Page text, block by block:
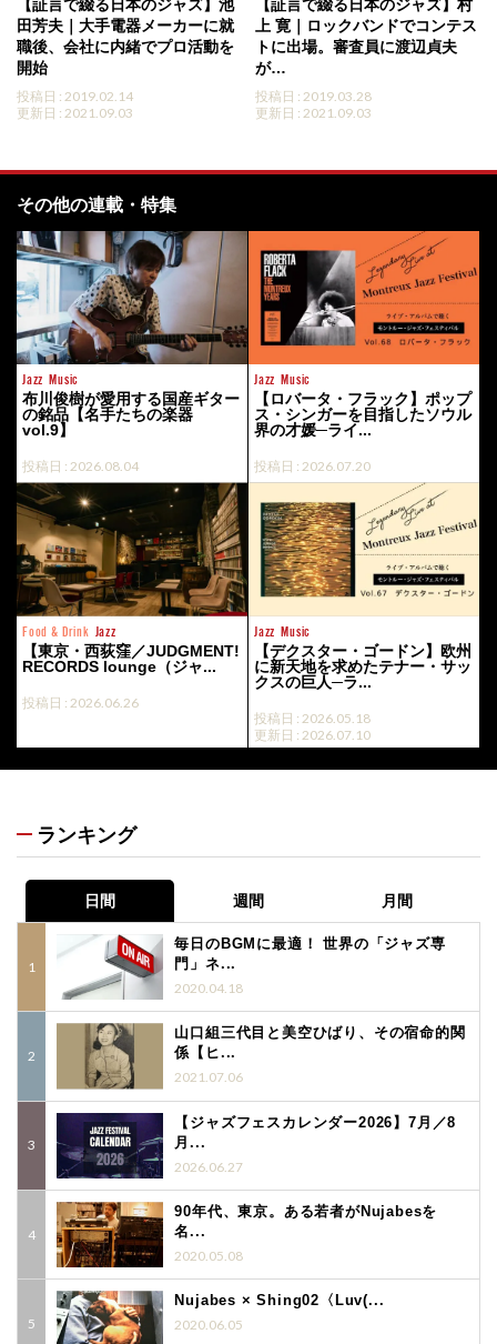
【証言で綴る日本のジャズ】池
田芳夫｜大手電器メーカーに就
職後、会社に内緒でプロ活動を
開始
投稿日 : 2019.02.14
更新日 : 2021.09.03
【証言で綴る日本のジャズ】村
上 寛｜ロックバンドでコンテス
トに出場。審査員に渡辺貞夫
が…
投稿日 : 2019.03.28
更新日 : 2021.09.03
その他の連載・特集
Jazz Music
布川俊樹が愛用する国産ギター
の銘品【名手たちの楽器
vol.9】
投稿日 : 2026.08.04
Jazz Music
【ロバータ・フラック】ポップ
ス・シンガーを目指したソウル
界の才媛─ライ...
投稿日 : 2026.07.20
Food & Drink Jazz
【東京・西荻窪／JUDGMENT!
RECORDS lounge（ジャ...
投稿日 : 2026.06.26
Jazz Music
【デクスター・ゴードン】欧州
に新天地を求めたテナー・サッ
クスの巨人─ラ...
投稿日 : 2026.05.18
更新日 : 2026.07.10
ランキング
日間 週間 月間
毎日のBGMに最適！ 世界の「ジャズ専
門」ネ...
2020.04.18
山口組三代目と美空ひばり、その宿命的関
係【ヒ...
2021.07.06
【ジャズフェスカレンダー2026】7月／8
月...
2026.06.27
90年代、東京。ある若者がNujabesを
名...
2020.05.08
Nujabes × Shing02〈Luv(...
2020.06.05